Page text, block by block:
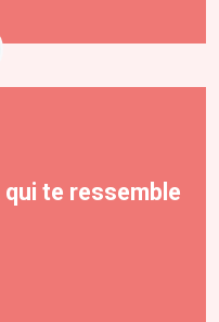
te ressemble